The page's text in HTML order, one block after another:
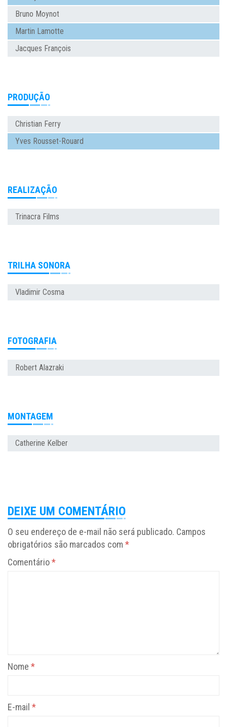
Bruno Moynot
Martin Lamotte
Jacques François
PRODUÇÃO
Christian Ferry
Yves Rousset-Rouard
REALIZAÇÃO
Trinacra Films
TRILHA SONORA
Vladimir Cosma
FOTOGRAFIA
Robert Alazraki
MONTAGEM
Catherine Kelber
DEIXE UM COMENTÁRIO
O seu endereço de e-mail não será publicado. Campos
obrigatórios são marcados com *
Comentário*
Nome *
E-mail *